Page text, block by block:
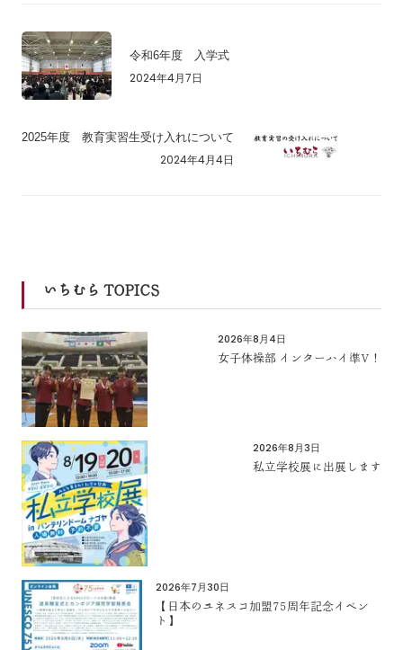
令和6年度 入学式
2024年4月7日
2025年度 教育実習生受け入れについて
2024年4月4日
いちむら TOPICS
2026年8月4日
女子体操部 インターハイ準V！
2026年8月3日
私立学校展に出展します
2026年7月30日
【日本のユネスコ加盟75周年記念イベン
ト】